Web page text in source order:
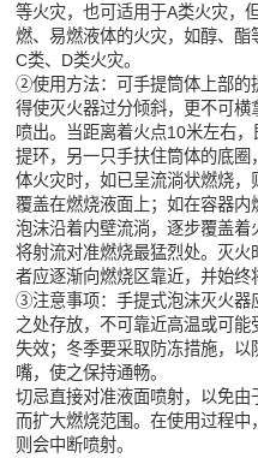
等火灾，也可适用于A类火灾，
燃、易燃液体的火灾，如醇、
C类、D类火灾。
②使用方法：可手提筒体上部的
得使灭火器过分倾斜，更不可
喷出。当距离着火点10米左右
提环，另一只手扶住筒体的底
体火灾时，如已呈流淌状燃烧
覆盖在燃烧液面上；如在容器
泡沫沿着内壁流淌，逐步覆盖
将射流对准燃烧最猛烈处。灭
者应逐渐向燃烧区靠近，并始终
③注意事项：手提式泡沫灭火器
之处存放，不可靠近高温或可
失效；冬季要采取防冻措施，
嘴，使之保持通畅。
切忌直接对准液面喷射，以免
而扩大燃烧范围。在使用过程
则会中断喷射。